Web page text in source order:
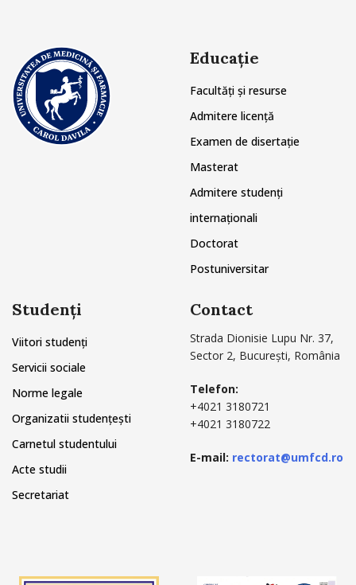
Educație
Facultăți și resurse
Admitere licență
Examen de disertație
Masterat
Admitere studenți
internaționali
Doctorat
Postuniversitar
Studenți
Viitori studenți
Servicii sociale
Norme legale
Organizatii studențești
Carnetul studentului
Acte studii
Secretariat
Contact
Strada Dionisie Lupu Nr. 37,
Sector 2, București, România
Telefon:
+4021 3180721
+4021 3180722
E-mail: rectorat@umfcd.ro